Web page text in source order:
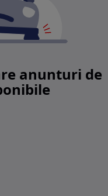
anunturi de